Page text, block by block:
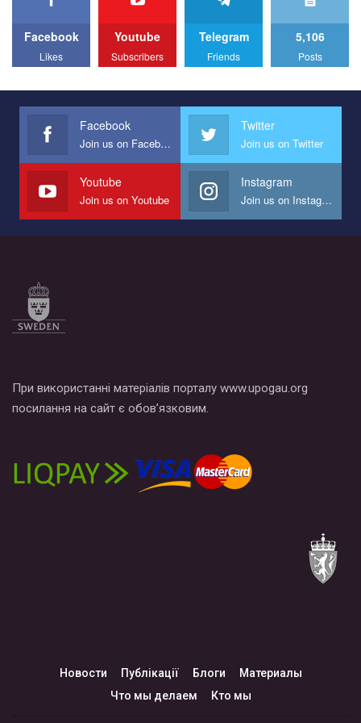
Facebook
Likes
Youtube
Subscribers
Telegram
Friends
5,106
Posts
Facebook
Join us on Facebook
Twitter
Join us on Twitter
Youtube
Join us on Youtube
Instagram
Join us on Instagram
При використанні матеріалів порталу www.upogau.org
посилання на сайт є обов’язковим.
Новости Публікації Блоги
Материалы
Что мы делаем
Кто мы